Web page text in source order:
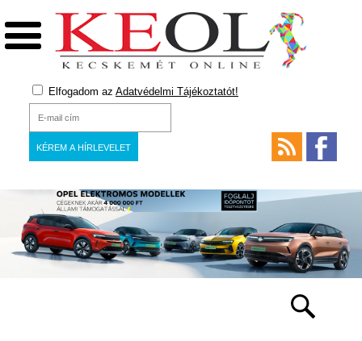
Elfogadom az Adatvédelmi Tájékoztatót!